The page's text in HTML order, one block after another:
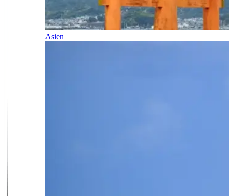
Asien